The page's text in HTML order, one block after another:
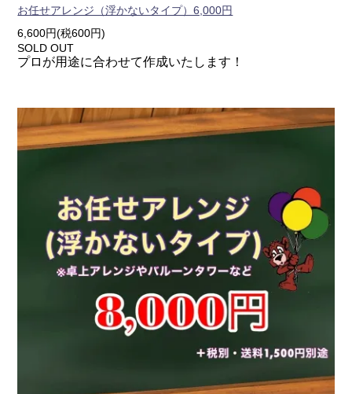
お任せアレンジ（浮かないタイプ）6,000円
6,600円(税600円)
SOLD OUT
プロが用途に合わせて作成いたします！